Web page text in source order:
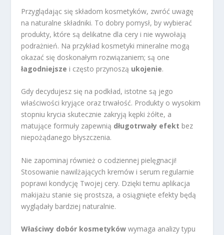
Przyglądając się składom kosmetyków, zwróć uwagę
na naturalne składniki. To dobry pomysł, by wybierać
produkty, które są delikatne dla cery i nie wywołają
podrażnień. Na przykład kosmetyki mineralne mogą
okazać się doskonałym rozwiązaniem; są one
łagodniejsze i często przynoszą ukojenie.
Gdy decydujesz się na podkład, istotne są jego
właściwości kryjące oraz trwałość. Produkty o wysokim
stopniu krycia skutecznie zakryją kępki żółte, a
matujące formuły zapewnią długotrwały efekt bez
niepożądanego błyszczenia.
Nie zapominaj również o codziennej pielęgnacji!
Stosowanie nawilżających kremów i serum regularnie
poprawi kondycję Twojej cery. Dzięki temu aplikacja
makijażu stanie się prostsza, a osiągnięte efekty będą
wyglądały bardziej naturalnie.
Właściwy dobór kosmetyków wymaga analizy typu